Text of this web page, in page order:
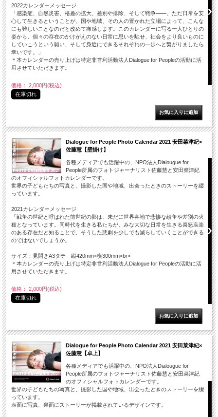
2022カレンダーメッセージ
「感染症、自然災害、格差の拡大、差別や排除、そして戦争――。ただ日常を安
心して生きるということが、国や地域、その人の置かれた立場によって、こんな
にも難しいことなのだと改めて痛感します。このカレンダーに写る一人ひとりの
姿から、個々の存在のかけがえのない日常に思いを馳せ、社会をより良いものに
していこうという願い、そして身近にできるそれぞれの一歩へと繋がりましたら
幸いです。」
＊本カレンダーの売り上げは特定非営利活動法人Dialogue for Peopleの活動に活
用させていただきます。
価格： 2,000円(税込)
在庫切れ
Dialogue for People Photo Calendar 2021 安田菜津紀×
佐藤慧【壁掛け】
各種メディアでも活躍中の、NPO法人Dialougue for
People所属のフォトジャーナリスト佐藤慧と安田菜津紀
のオフィシャルフォトカレンダーです。
世界の子どもたちの写真と、撮影した国や地域、出会ったときのストーリーを綴
っています。
2021カレンダーメッセージ
「戦争の世紀と呼ばれた前世紀の影は、未だに世界各地で悲惨な紛争や差別の火
種となっています。同時代を生きる私たちが、みな大切な日常を生きる喜怒哀楽
のある存在だと知ることで、そうした悲劇を少しでも減らしていくことができる
のではないでしょうか。
サイズ：見開きA3タテ 縦420mm×横300mm<br>
＊本カレンダーの売り上げは特定非営利活動法人Dialogue for Peopleの活動に活
用させていただきます。
価格： 2,000円(税込)
在庫切れ
Dialogue for People Photo Calendar 2021 安田菜津紀×
佐藤慧【卓上】
各種メディアでも活躍中の、NPO法人Dialougue for
People所属のフォトジャーナリスト佐藤慧と安田菜津紀
のオフィシャルフォトカレンダーです。
世界の子どもたちの写真と、撮影した国や地域、出会ったときのストーリーを綴
っています。
表面に写真、裏面にストーリーが掲載されているデザインです。